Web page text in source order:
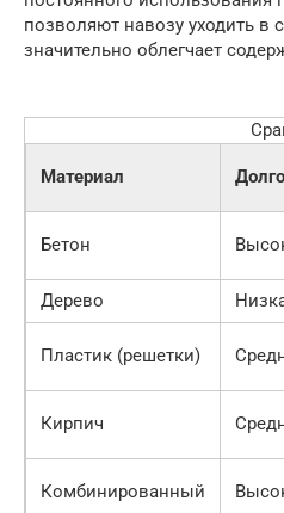
позволяют навозу уходить в
значительно облегчает
Материал
Бетон
Дерево
Пластик (решетки)
Кирпич
Комбинированный